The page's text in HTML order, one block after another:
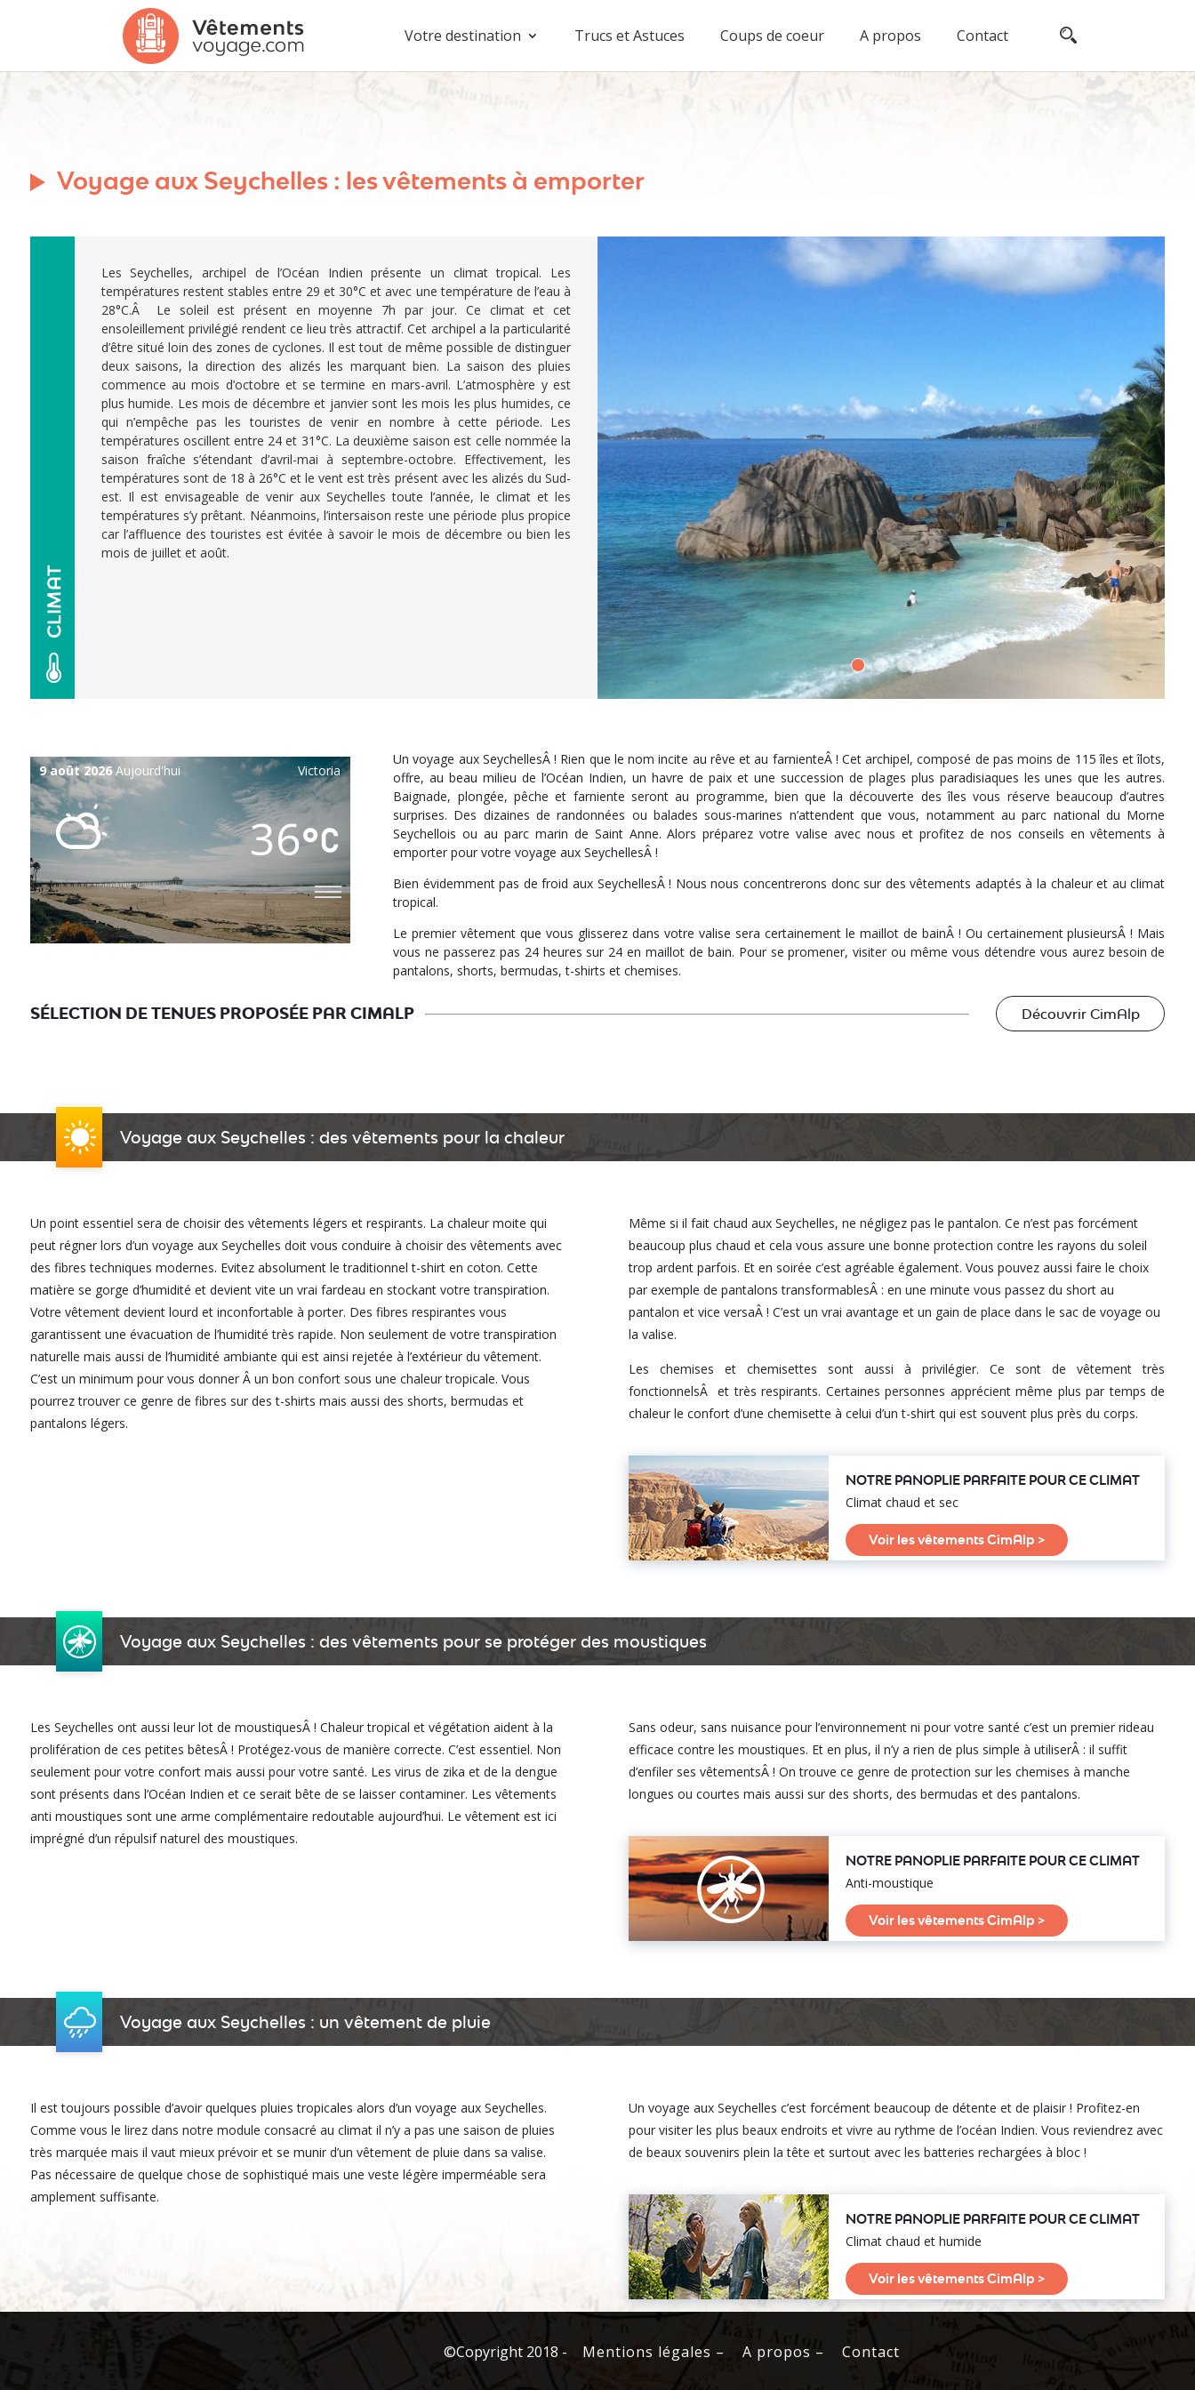
Votre destination Trucs et Astuces Coups de coeur A propos Contact
Voyage aux Seychelles : les vêtements à emporter
Les Seychelles, archipel de l’Océan Indien présente un climat tropical. Les
températures restent stables entre 29 et 30°C et avec une température de l’eau à
28°C.Â Le soleil est présent en moyenne 7h par jour. Ce climat et cet
ensoleillement privilégié rendent ce lieu très attractif. Cet archipel a la particularité
d’être situé loin des zones de cyclones. Il est tout de même possible de distinguer
deux saisons, la direction des alizés les marquant bien. La saison des pluies
commence au mois d’octobre et se termine en mars-avril. L’atmosphère y est
plus humide. Les mois de décembre et janvier sont les mois les plus humides, ce
qui n’empêche pas les touristes de venir en nombre à cette période. Les
températures oscillent entre 24 et 31°C. La deuxième saison est celle nommée la
saison fraîche s’étendant d’avril-mai à septembre-octobre. Effectivement, les
températures sont de 18 à 26°C et le vent est très présent avec les alizés du Sud-
est. Il est envisageable de venir aux Seychelles toute l’année, le climat et les
températures s’y prêtant. Néanmoins, l’intersaison reste une période plus propice
car l’affluence des touristes est évitée à savoir le mois de décembre ou bien les
mois de juillet et août.
9 août 2026Aujourd'hui Victoria
36
Un voyage aux SeychellesÂ ! Rien que le nom incite au rêve et au farnienteÂ ! Cet archipel, composé de pas moins de 115 îles et îlots,
offre, au beau milieu de l’Océan Indien, un havre de paix et une succession de plages plus paradisiaques les unes que les autres.
Baignade, plongée, pêche et farniente seront au programme, bien que la découverte des îles vous réserve beaucoup d’autres
surprises. Des dizaines de randonnées ou balades sous-marines n’attendent que vous, notamment au parc national du Morne
Seychellois ou au parc marin de Saint Anne. Alors préparez votre valise avec nous et profitez de nos conseils en vêtements à
emporter pour votre voyage aux SeychellesÂ !
Bien évidemment pas de froid aux SeychellesÂ ! Nous nous concentrerons donc sur des vêtements adaptés à la chaleur et au climat
tropical.
Le premier vêtement que vous glisserez dans votre valise sera certainement le maillot de bainÂ ! Ou certainement plusieursÂ ! Mais
vous ne passerez pas 24 heures sur 24 en maillot de bain. Pour se promener, visiter ou même vous détendre vous aurez besoin de
pantalons, shorts, bermudas, t-shirts et chemises.
SÉLECTION DE TENUES PROPOSÉE PAR CIMALP Découvrir CimAlp
Voyage aux Seychelles : des vêtements pour la chaleur
Un point essentiel sera de choisir des vêtements légers et respirants. La chaleur moite qui
peut régner lors d’un voyage aux Seychelles doit vous conduire à choisir des vêtements avec
des fibres techniques modernes. Evitez absolument le traditionnel t-shirt en coton. Cette
matière se gorge d’humidité et devient vite un vrai fardeau en stockant votre transpiration.
Votre vêtement devient lourd et inconfortable à porter. Des fibres respirantes vous
garantissent une évacuation de l’humidité très rapide. Non seulement de votre transpiration
naturelle mais aussi de l’humidité ambiante qui est ainsi rejetée à l’extérieur du vêtement.
C’est un minimum pour vous donner Â un bon confort sous une chaleur tropicale. Vous
pourrez trouver ce genre de fibres sur des t-shirts mais aussi des shorts, bermudas et
pantalons légers.
Même si il fait chaud aux Seychelles, ne négligez pas le pantalon. Ce n’est pas forcément
beaucoup plus chaud et cela vous assure une bonne protection contre les rayons du soleil
trop ardent parfois. Et en soirée c’est agréable également. Vous pouvez aussi faire le choix
par exemple de pantalons transformablesÂ : en une minute vous passez du short au
pantalon et vice versaÂ ! C’est un vrai avantage et un gain de place dans le sac de voyage ou
la valise.
Les chemises et chemisettes sont aussi à privilégier. Ce sont de vêtement très
fonctionnelsÂ et très respirants. Certaines personnes apprécient même plus par temps de
chaleur le confort d’une chemisette à celui d’un t-shirt qui est souvent plus près du corps.
NOTRE PANOPLIE PARFAITE POUR CE CLIMAT
Climat chaud et sec
Voir les vêtements CimAlp >
Voyage aux Seychelles : des vêtements pour se protéger des moustiques
Les Seychelles ont aussi leur lot de moustiquesÂ ! Chaleur tropical et végétation aident à la
prolifération de ces petites bêtesÂ ! Protégez-vous de manière correcte. C’est essentiel. Non
seulement pour votre confort mais aussi pour votre santé. Les virus de zika et de la dengue
sont présents dans l’Océan Indien et ce serait bête de se laisser contaminer. Les vêtements
anti moustiques sont une arme complémentaire redoutable aujourd’hui. Le vêtement est ici
imprégné d’un répulsif naturel des moustiques.
Sans odeur, sans nuisance pour l’environnement ni pour votre santé c’est un premier rideau
efficace contre les moustiques. Et en plus, il n’y a rien de plus simple à utiliserÂ : il suffit
d’enfiler ses vêtementsÂ ! On trouve ce genre de protection sur les chemises à manche
longues ou courtes mais aussi sur des shorts, des bermudas et des pantalons.
NOTRE PANOPLIE PARFAITE POUR CE CLIMAT
Anti-moustique
Voir les vêtements CimAlp >
Voyage aux Seychelles : un vêtement de pluie
Il est toujours possible d’avoir quelques pluies tropicales alors d’un voyage aux Seychelles.
Comme vous le lirez dans notre module consacré au climat il n’y a pas une saison de pluies
très marquée mais il vaut mieux prévoir et se munir d’un vêtement de pluie dans sa valise.
Pas nécessaire de quelque chose de sophistiqué mais une veste légère imperméable sera
amplement suffisante.
Un voyage aux Seychelles c’est forcément beaucoup de détente et de plaisir ! Profitez-en
pour visiter les plus beaux endroits et vivre au rythme de l’océan Indien. Vous reviendrez avec
de beaux souvenirs plein la tête et surtout avec les batteries rechargées à bloc !
NOTRE PANOPLIE PARFAITE POUR CE CLIMAT
Climat chaud et humide
Voir les vêtements CimAlp >
Mentions légales – A propos – Contact
©Copyright 2018 -